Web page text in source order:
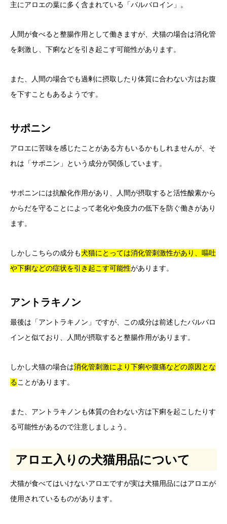
主にアロエの葉に多く含まれている「バルバロイン」。
人間が食べると整腸作用として働きますが、犬猫の場合は消化管
を刺激し、下痢などを引き起こす可能性があります。
また、人間の場合でも過剰に摂取したり体質に合わない方はお腹
を下すこともあるようです。
サポニン
アロエに苦味を感じたことがある方もいるかもしれませんが、そ
れは「サポニン」という成分が関係しています。
サポニンには抗酸化作用があり、人間が摂取すると活性酸素から
からだを守ることによって老化や免疫力の低下を防ぐ働きがあり
ます。
しかしこちらの成分も犬猫にとっては消化管刺激性があり、嘔吐
や下痢などの症状を引き起こす可能性があります。
アントラキノン
最後は「アントラキノン」ですが、この成分は前述したバルバロ
インと似ており、人間が摂取すると整腸作用があります。
しかし犬猫の場合は消化管刺激により下痢や腹痛などの原因とな
ることがあります。
また、アントラキノンも体質の合わない方は下痢を起こしたりす
る可能性があるので注意しましょう。
アロエ入りの犬猫用品について
犬猫が食べてはいけないアロエですが実は犬猫用品にはアロエが
使用されているものがあります。